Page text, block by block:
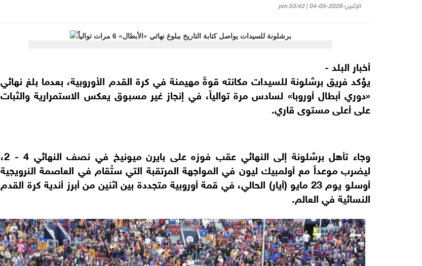
الإثنين-2026-05-04 | 03:42 pm
أخبار البلد -
يؤكد فريق برشلونة للسيدات مكانته قوةً مهيمنة في كرة القدم الأوروبية، بعدما بلغ نهائي
«دوري أبطال أوروبا» لسادس مرة توالياً، في إنجاز غير مسبوق يعكس الاستمرارية والثبات
على أعلى مستوى قاري.
وجاء تأهل برشلونة إلى النهائي عقب فوزه على بايرن ميونيخ في نصف النهائي 4 - 2،
ليضرب موعداً مع أولمبيك ليون في المواجهة المرتقبة التي ستُقام في العاصمة النرويجية
أوسلو يوم 23 مايو (أيار) الحالي، في قمة أوروبية متجددة بين اثنين من أبرز أندية كرة القدم
النسائية في العالم.